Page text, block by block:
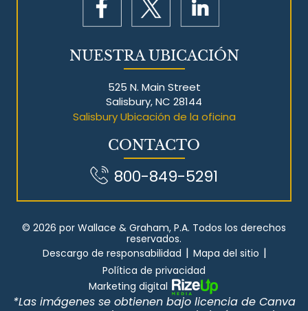
NUESTRA UBICACIÓN
525 N. Main Street
Salisbury, NC 28144
Salisbury Ubicación de la oficina
CONTACTO
800-849-5291
© 2026 por Wallace & Graham, P.A. Todos los derechos
reservados.
Descargo de responsabilidad | Mapa del sitio |
Política de privacidad
Marketing digital
*Las imágenes se obtienen bajo licencia de Canva